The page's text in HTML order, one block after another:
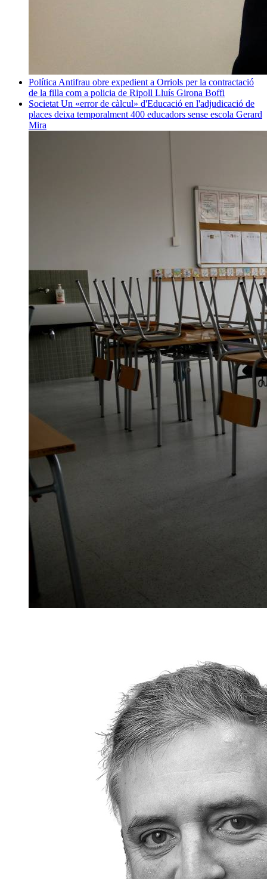
Política Antifrau obre expedient a Orriols per la contractació
de la filla com a policia de Ripoll Lluís Girona Boffi
Societat Un «error de càlcul» d'Educació en l'adjudicació de
places deixa temporalment 400 educadors sense escola Gerard
Mira